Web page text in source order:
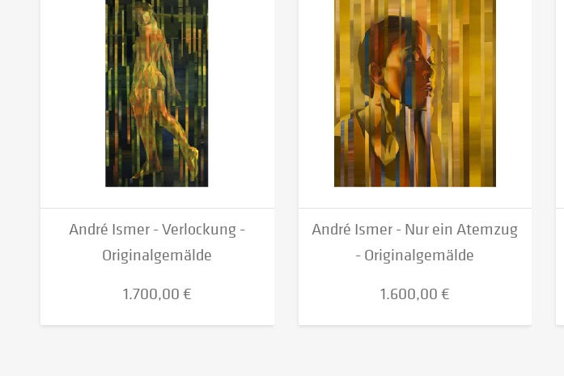
André Ismer - Verlockung -
Originalgemälde
1.700,00 €
André Ismer - Nur ein Atemzug
- Originalgemälde
1.600,00 €